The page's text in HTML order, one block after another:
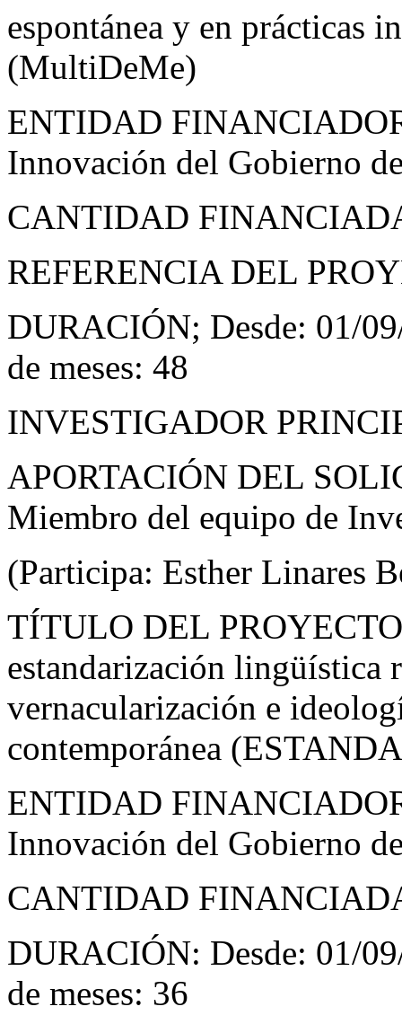
espontánea y en prácticas
(MultiDeMe)
ENTIDAD
Innovación del Gobierno
CANTIDAD
REFERENCIA DEL
DURACIÓN; Desde: 01/
de meses: 48
INVESTIGADOR
APORTACIÓN DEL
Miembro del equipo de
(Participa: Esther Linares
TÍTULO DEL
estandarización lingüística
vernacularización e
contemporánea
ENTIDAD
Innovación del Gobierno
CANTIDAD
DURACIÓN: Desde: 01/
de meses: 36